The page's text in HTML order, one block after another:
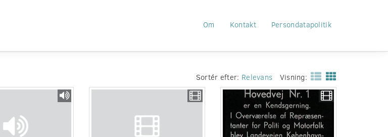
Om Kontakt Persondatapolitik
Sortér efter: Relevans Visning: